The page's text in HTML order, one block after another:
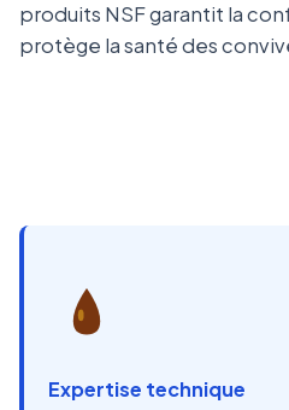
produits NSF garantit la
protège la santé des
Expertise technique